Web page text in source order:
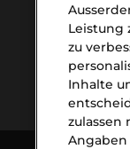
Gratis Click
& Collect
Leistung
zu
Inhalte
zulassen
Angaben